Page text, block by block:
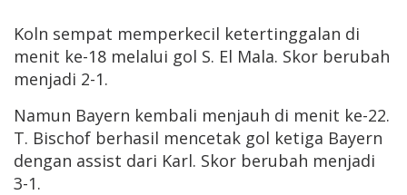
Koln sempat memperkecil ketertinggalan di
menit ke-18 melalui gol S. El Mala. Skor berubah
menjadi 2-1.
Namun Bayern kembali menjauh di menit ke-22.
T. Bischof berhasil mencetak gol ketiga Bayern
dengan assist dari Karl. Skor berubah menjadi
3-1.